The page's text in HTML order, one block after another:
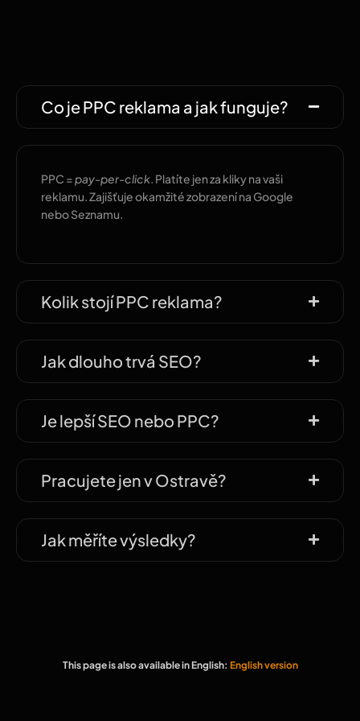
Co je PPC reklama a jak funguje?
PPC =pay-per-click. Platíte jen za kliky na vaši
reklamu. Zajišťuje okamžité zobrazení na Google
nebo Seznamu.
Kolik stojí PPC reklama?
Jak dlouho trvá SEO?
Je lepší SEO nebo PPC?
Pracujete jen v Ostravě?
Jak měříte výsledky?
This page is also available in English: English version